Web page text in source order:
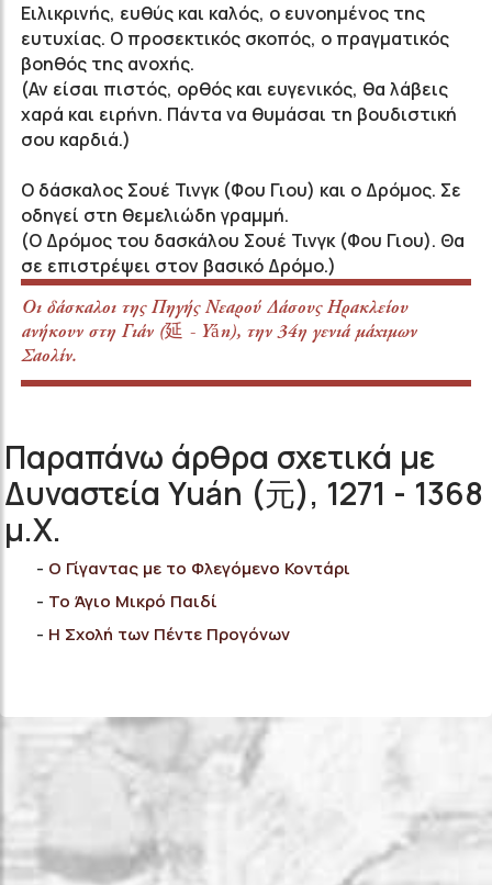
Ειλικρινής, ευθύς και καλός, ο ευνοημένος της
ευτυχίας. Ο προσεκτικός σκοπός, ο πραγματικός
βοηθός της ανοχής.
(Αν είσαι πιστός, ορθός και ευγενικός, θα λάβεις
χαρά και ειρήνη. Πάντα να θυμάσαι τη βουδιστική
σου καρδιά.)
Ο δάσκαλος Σουέ Τινγκ (Φου Γιου) και ο Δρόμος. Σε
οδηγεί στη θεμελιώδη γραμμή.
(Ο Δρόμος του δασκάλου Σουέ Τινγκ (Φου Γιου). Θα
σε επιστρέψει στον βασικό Δρόμο.)
Οι δάσκαλοι της Πηγής Νεαρού Δάσους Ηρακλείου
ανήκουν στη Γιάν (延 - Yán), την 34η γενιά μάχιμων
Σαολίν.
Παραπάνω άρθρα σχετικά με
Δυναστεία Yuán (元), 1271 - 1368
μ.Χ.
Ο Γίγαντας με το Φλεγόμενο Κοντάρι
Το Άγιο Μικρό Παιδί
Η Σχολή των Πέντε Προγόνων